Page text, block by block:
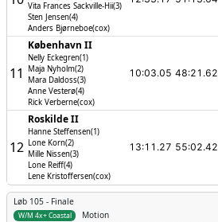
Vita Frances Sackville-Hii(3)
Sten Jensen(4)
Anders Bjørneboe(cox)
11
København II
Nelly Eckegren(1)
Maja Nyholm(2)
Mara Daldoss(3)
Anne Vesterø(4)
Rick Verberne(cox)
10:03.05 48:21.62
12
Roskilde II
Hanne Steffensen(1)
Lone Korn(2)
Mille Nissen(3)
Lone Reiff(4)
Lene Kristoffersen(cox)
13:11.27 55:02.42
Løb 105 - Finale
Motion
W/M 4x+ Coastal